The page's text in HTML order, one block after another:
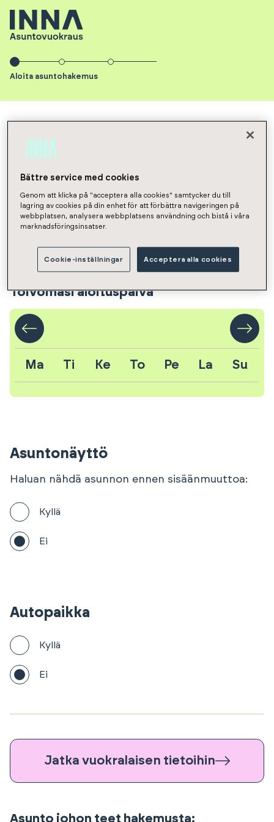
Aloita asuntohakemus
INNA Asuntovuokraus
Aloita
asuntohakemus
Vuokrasopimuksen aloituspäivä
Toivomasi aloituspäivä
Ma Ti Ke To Pe La Su
Asuntonäyttö
Haluan nähdä asunnon ennen sisäänmuuttoa:
Kyllä
Ei
Autopaikka
Kyllä
Ei
Jatka vuokralaisen tietoihin
Asunto johon teet hakemusta:
Bättre service med cookies
Genom att klicka på "acceptera alla cookies" samtycker du till
lagring av cookies på din enhet för att förbättra navigeringen på
webbplatsen, analysera webbplatsens användning och bistå i våra
marknadsföringsinsatser.
Cookie-inställningar Acceptera alla cookies